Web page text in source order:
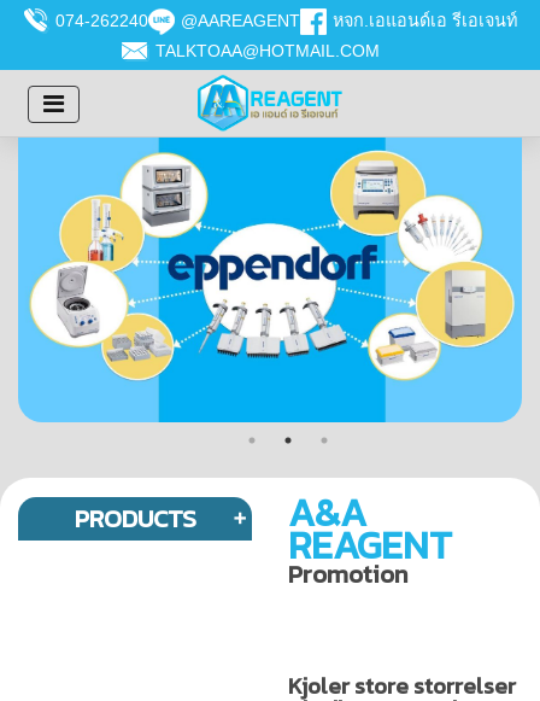
074-262240 @AAREAGENT
หจก.เอแอนด์เอ รีเอเจนท์
TALKTOAA@HOTMAIL.COM
PRODUCTS A&A
REAGENT
Promotion
Kjoler store storrelser